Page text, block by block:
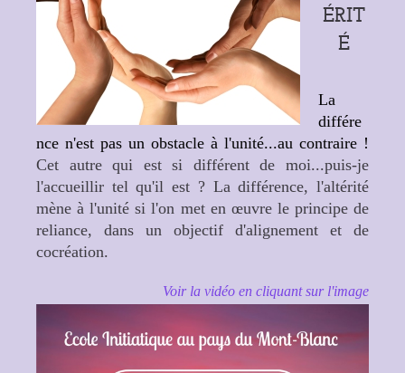
ÉRIT
É
La
différe
nce n'est pas un obstacle à l'unité...au contraire !
Cet autre qui est si différent de moi...puis-je
l'accueillir tel qu'il est ? La différence, l'altérité
mène à l'unité si l'on met en œuvre le principe de
reliance, dans un objectif d'alignement et de
cocréation.
Voir la vidéo en cliquant sur l'image